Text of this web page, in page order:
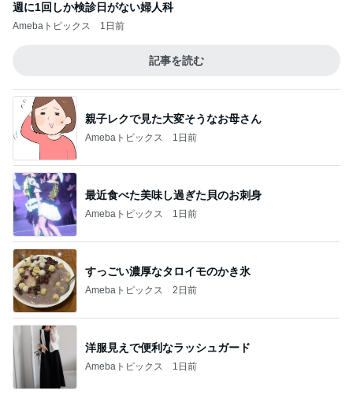
週に1回しか検診日がない婦人科
Amebaトピックス 1日前
記事を読む
親子レクで見た大変そうなお母さん
Amebaトピックス 1日前
最近食べた美味し過ぎた貝のお刺身
Amebaトピックス 1日前
すっごい濃厚なタロイモのかき氷
Amebaトピックス 2日前
洋服見えで便利なラッシュガード
Amebaトピックス 1日前